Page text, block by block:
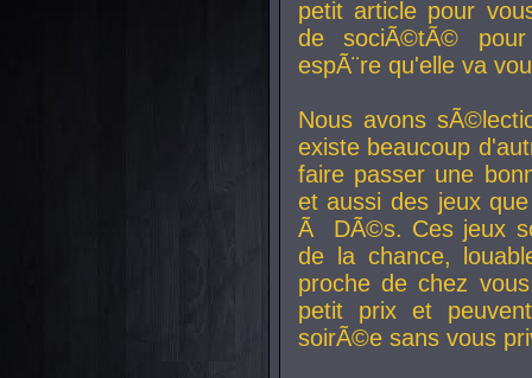
petit article pour
de sociÃ©tÃ©
espÃ¨re qu'elle va
Nous avons
existe beaucoup
faire passer une
et aussi des jeux
Ã DÃ©s. Ces jeux
de la chance,
proche de chez
petit prix et
soirÃ©e sans vous